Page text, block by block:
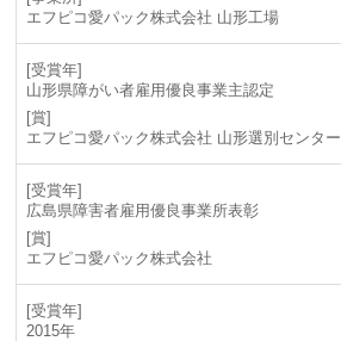
エフピコ愛パック株式会社 山形工場
山形県障がい者雇用優良事業主認定
エフピコ愛パック株式会社 山形選別センター
広島県障害者雇用優良事業所表彰
エフピコ愛パック株式会社
2015年